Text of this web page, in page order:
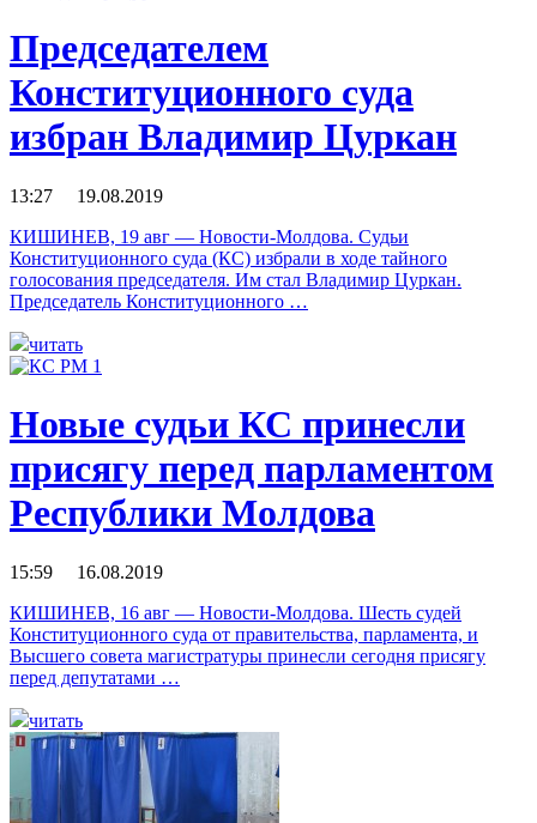
Председателем
Конституционного суда
избран Владимир Цуркан
13:27 19.08.2019
КИШИНЕВ, 19 авг — Новости-Молдова. Судьи
Конституционного суда (КС) избрали в ходе тайного
голосования председателя. Им стал Владимир Цуркан.
Председатель Конституционного …
читать
Новые судьи КС принесли
присягу перед парламентом
Республики Молдова
15:59 16.08.2019
КИШИНЕВ, 16 авг — Новости-Молдова. Шесть судей
Конституционного суда от правительства, парламента, и
Высшего совета магистратуры принесли сегодня присягу
перед депутатами …
читать